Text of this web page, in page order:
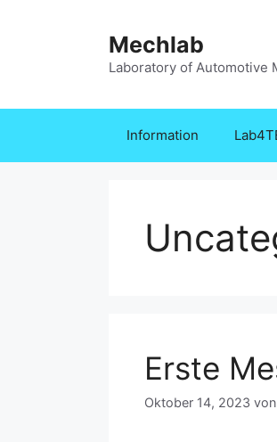
Mechlab
Laboratory of Automotive
Information
Erste
Oktober 14, 2023 von